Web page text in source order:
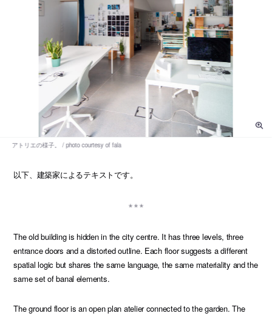
以下、建築家によるテキストです。
The old building is hidden in the city centre. It has three levels, three
entrance doors and a distorted outline. Each floor suggests a different
spatial logic but shares the same language, the same materiality and the
same set of banal elements.
The ground floor is an open plan atelier connected to the garden. The